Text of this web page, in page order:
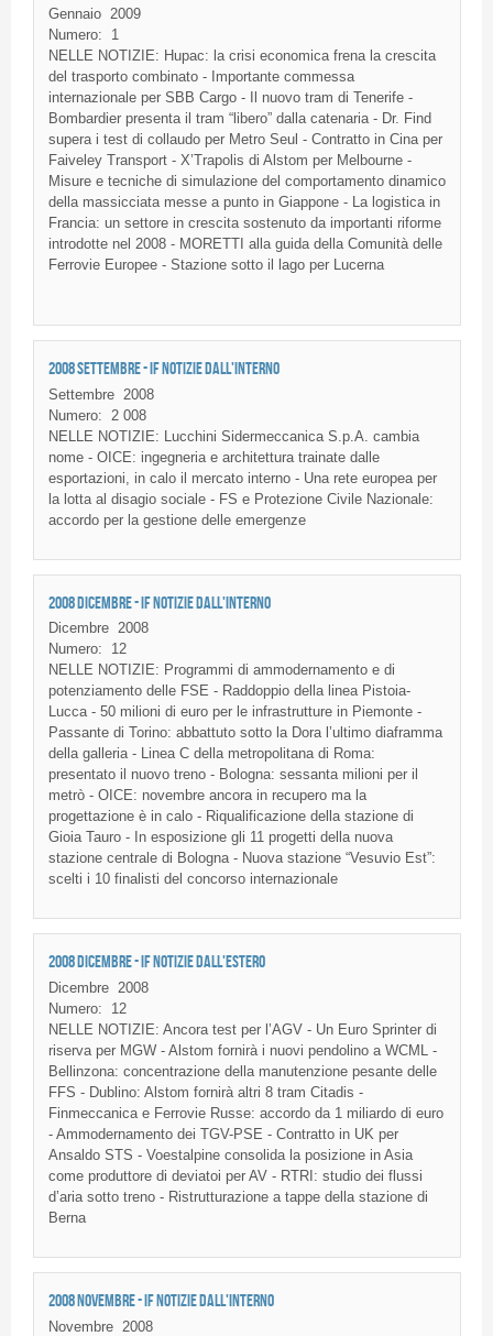
Gennaio 2009
Numero:
1
NELLE NOTIZIE: Hupac: la crisi economica frena la crescita
del trasporto combinato - Importante commessa
internazionale per SBB Cargo - Il nuovo tram di Tenerife -
Bombardier presenta il tram “libero” dalla catenaria - Dr. Find
supera i test di collaudo per Metro Seul - Contratto in Cina per
Faiveley Transport - X’Trapolis di Alstom per Melbourne -
Misure e tecniche di simulazione del comportamento dinamico
della massicciata messe a punto in Giappone - La logistica in
Francia: un settore in crescita sostenuto da importanti riforme
introdotte nel 2008 - MORETTI alla guida della Comunità delle
Ferrovie Europee - Stazione sotto il lago per Lucerna
2008 SETTEMBRE - IF NOTIZIE DALL'INTERNO
Settembre
2008
Numero:
2 008
NELLE NOTIZIE: Lucchini Sidermeccanica S.p.A. cambia
nome - OICE: ingegneria e architettura trainate dalle
esportazioni, in calo il mercato interno - Una rete europea per
la lotta al disagio sociale - FS e Protezione Civile Nazionale:
accordo per la gestione delle emergenze
2008 DICEMBRE - IF NOTIZIE DALL'INTERNO
Dicembre 2008
Numero:
12
NELLE NOTIZIE: Programmi di ammodernamentoe di
potenziamento delle FSE - Raddoppio della linea Pistoia-
Lucca- 50 milioni di euro per le infrastrutturein Piemonte-
Passante di Torino: abbattutosotto la Dora l’ultimo diaframma
della galleria- LineaC della metropolitana di Roma:
presentato il nuovo treno- Bologna: sessanta milioni per il
metrò- OICE: novembre ancorain recuperoma la
progettazione èin calo- Riqualificazione della stazione di
Gioia Tauro- In esposizione gli 11 progetti della nuova
stazione centrale di Bologna - Nuova stazione “Vesuvio Est”:
scelti i 10 finalisti del concorso internazionale
2008 DICEMBRE - IF NOTIZIE DALL'ESTERO
Dicembre
2008
Numero:
12
NELLE NOTIZIE: Ancora test per l’AGV - Un Euro Sprinter di
riserva per MGW - Alstom fornirà i nuovi pendolino a WCML -
Bellinzona: concentrazione della manutenzione pesante delle
FFS - Dublino: Alstom fornirà altri 8 tram Citadis -
Finmeccanica e Ferrovie Russe: accordo da 1 miliardo di euro
- Ammodernamento dei TGV-PSE - Contratto in UK per
Ansaldo STS - Voestalpine consolida la posizione in Asia
come produttore di deviatoi per AV - RTRI: studio dei flussi
d’aria sotto treno - Ristrutturazione a tappe della stazione di
Berna
2008 NOVEMBRE - IF NOTIZIE DALL'INTERNO
Novembre
2008